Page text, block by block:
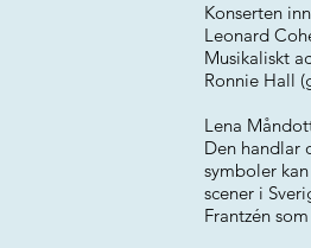
Konserten
Leonard
Musikaliskt
Ronnie Hall
Lena
Den handlar
symboler
scener i
Frantzén